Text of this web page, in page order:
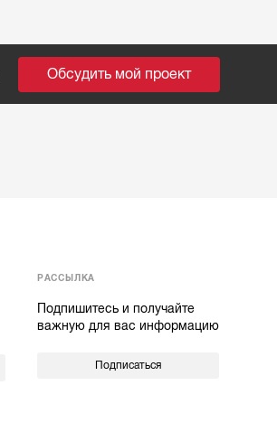
Обсудить мой проект
РАССЫЛКА
Подпишитесь и получайте
важную для вас информацию
Подписаться